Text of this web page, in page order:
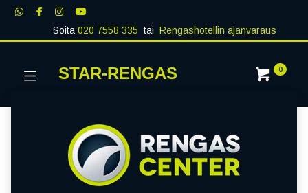
Soita020 7558 335 tai Rengashotellin ajanvaraus
STAR-RENGAS 0